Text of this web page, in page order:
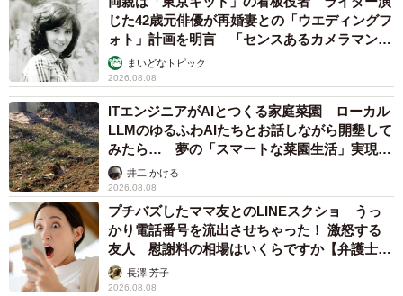
2026.08.08
赤ちゃんが気になる？ひょっこり顔を出す2匹
の猫の愛らしさに悶絶…！ 「こんなかわいい
構図あります？」「ベストショットすぎる！」
梨木 香奈
2026.08.08
酔って転んでアザだらけ ネイルも折れて超悲
惨 ケガが絶えない夜のお仕事 「病院代」と
数万円を渡す神客も！【現役キャストに取材】
たかなし 亜妖
2026.08.07
乃木坂46賀喜遥香 5年ぶり週チャン表紙 巻
頭グラビアでは激レアなメガネルームウエア姿